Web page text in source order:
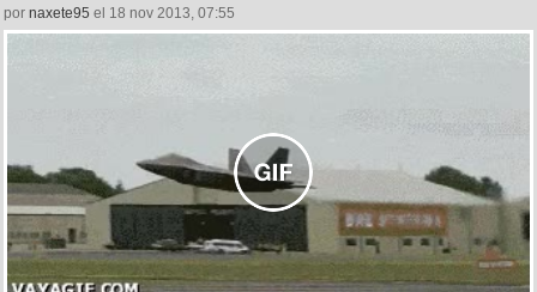
por naxete95 el 18 nov 2013, 07:55